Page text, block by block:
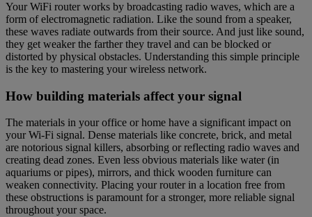
Your WiFi router works by broadcasting radio waves, which are a
form of electromagnetic radiation. Like the sound from a speaker,
these waves radiate outwards from their source. And just like sound,
they get weaker the farther they travel and can be blocked or
distorted by physical obstacles. Understanding this simple principle
is the key to mastering your wireless network.
How building materials affect your signal
The materials in your office or home have a significant impact on
your Wi-Fi signal. Dense materials like concrete, brick, and metal
are notorious signal killers, absorbing or reflecting radio waves and
creating dead zones. Even less obvious materials like water (in
aquariums or pipes), mirrors, and thick wooden furniture can
weaken connectivity. Placing your router in a location free from
these obstructions is paramount for a stronger, more reliable signal
throughout your space.